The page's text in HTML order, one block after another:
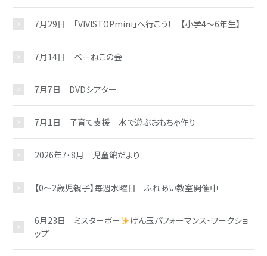
7月29日 「VIVISTOPmini」へ行こう！ 【小学4～6年生】
7月14日 ベーねこの会
7月7日 DVDシアター
7月1日 子育て支援 水で遊ぶおもちゃ作り
2026年7・8月 児童館だより
【0～2歳児親子】毎週水曜日 ふれあい教室開催中
6月23日 ミスターポー
けん玉パフォーマンス・ワークショ
ップ